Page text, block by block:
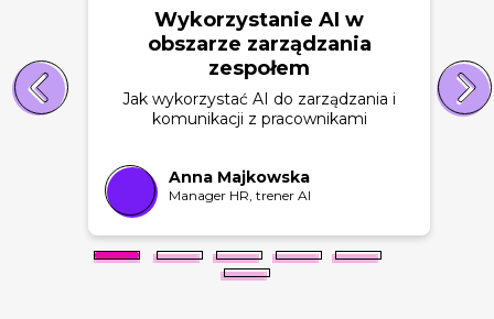
Wykorzystanie AI w
obszarze zarządzania
zespołem
Jak wykorzystać AI do zarządzania i
komunikacji z pracownikami
Anna Majkowska
Manager HR, trener AI